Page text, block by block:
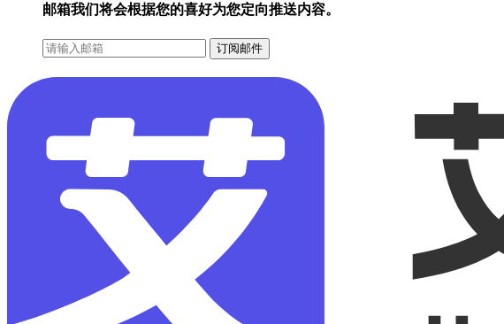
邮箱我们将会根据您的喜好为您定向推送内容。
订阅邮件